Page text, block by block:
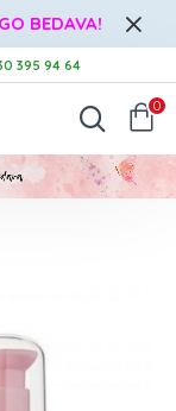
BEDAVA!
395 94 64
0